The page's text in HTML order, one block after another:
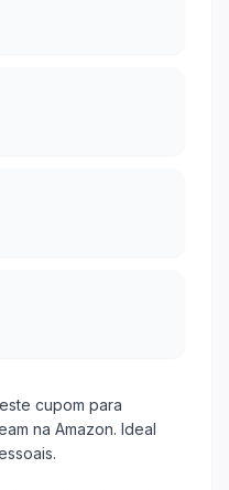
cupom para
na Amazon. Ideal